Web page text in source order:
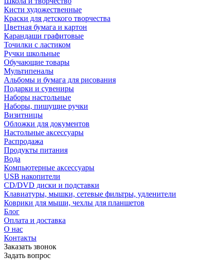
Кисти художественные
Краски для детского творчества
Цветная бумага и картон
Карандаши графитовые
Точилки с ластиком
Ручки школьные
Обучающие товары
Мультипеналы
Альбомы и бумага для рисования
Подарки и сувениры
Наборы настольные
Наборы, пишущие ручки
Визитницы
Обложки для документов
Настольные аксессуары
Распродажа
Продукты питания
Вода
Компьютерные аксессуары
USB накопители
CD/DVD диски и подставки
Клавиатуры, мышки, сетевые фильтры, удленители
Коврики для мыши, чехлы для планшетов
Блог
Оплата и доставка
О нас
Контакты
Заказать звонок
Задать вопрос